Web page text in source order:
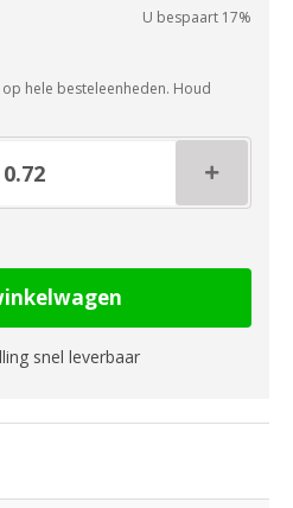
U bespaart 17%
hele besteleenheden. Houd
snel leverbaar